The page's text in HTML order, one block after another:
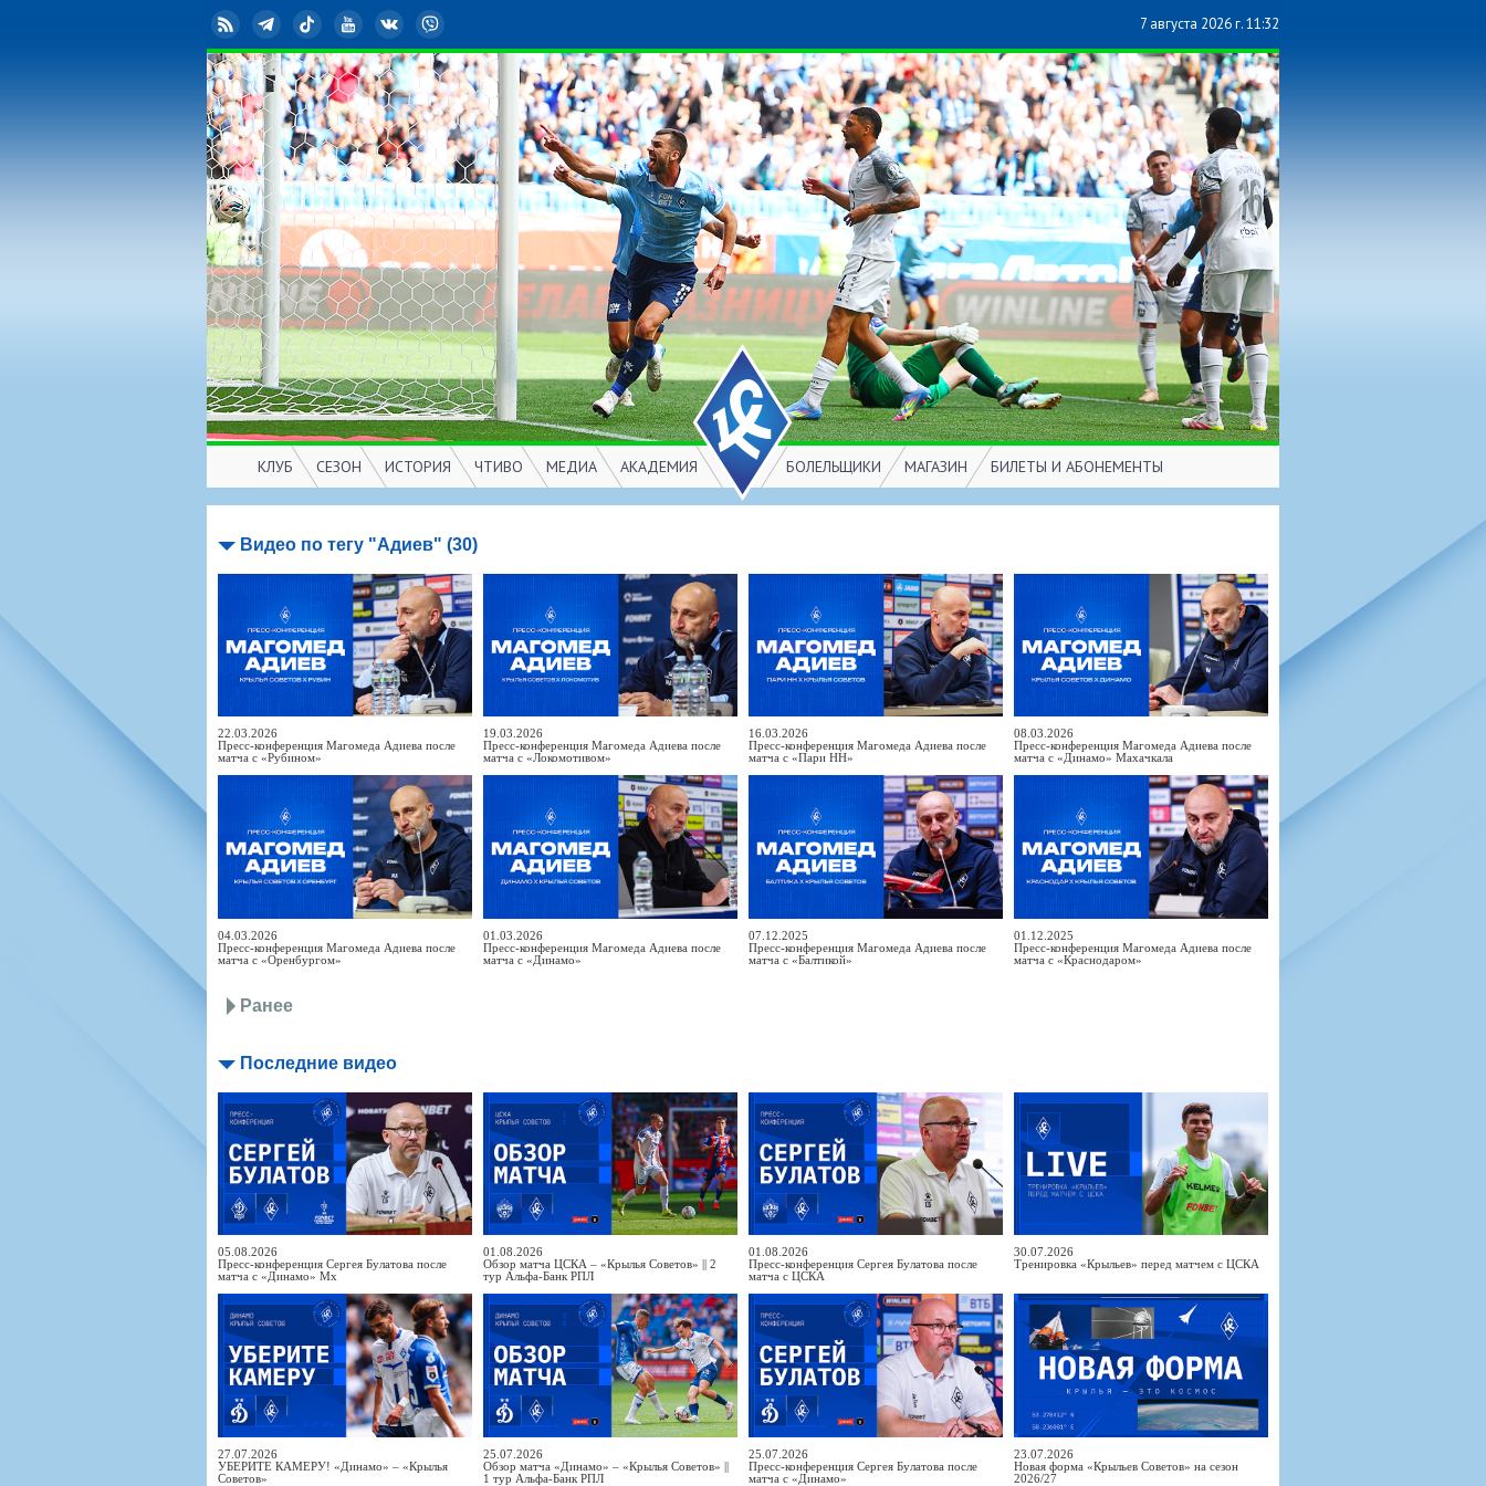
RSS TelegramTikTok YouTubeВКонтакте 7 августа 2026 г. 11:32
КЛУБ
Игроки
Руководство
Фонд поддержки
Контакты
Солидарность Самара Арена
Закупки
Документы
СЕЗОН
РПЛ
Таблица
Шахматка
Статистика состава
Баланс матчей
FONBET Кубок России
Матчи
Молодежная команда
Таблица
Шахматка
Статистика состава
Крылья Советов-2
Календарь
Шахматка
ИСТОРИЯ
Чемпионат СССР
Чемпионат России
Кубок России
Лига Европы УЕФА
Кубок Интертото УЕФА
Молодежное первенство
Кубок Премьер-лиги
Ветераны
Стадион "Металлург"
ЧТИВО
Пресса
МЕДИА
Фото
АКАДЕМИЯ
БОЛЕЛЬЩИКИ
Твои "Крылья"
Добрые "Крылья"
Кодекс
Правила поведения
Подготовка контролеров-распорядителей
Порядок аккредитации объединений болельщиков
МАГАЗИН
On-line магазин
БИЛЕТЫ И АБОНЕМЕНТЫ
Карта болельщика
Skybox
Видео по тегу "Адиев" (30)
22.03.2026
Пресс-конференция Магомеда Адиева после
матча с «Рубином»
19.03.2026
Пресс-конференция Магомеда Адиева после
матча с «Локомотивом»
16.03.2026
Пресс-конференция Магомеда Адиева после
матча с «Пари НН»
08.03.2026
Пресс-конференция Магомеда Адиева после
матча с «Динамо» Махачкала
04.03.2026
Пресс-конференция Магомеда Адиева после
матча с «Оренбургом»
01.03.2026
Пресс-конференция Магомеда Адиева после
матча с «Динамо»
07.12.2025
Пресс-конференция Магомеда Адиева после
матча с «Балтикой»
01.12.2025
Пресс-конференция Магомеда Адиева после
матча с «Краснодаром»
Ранее
Последние видео
05.08.2026
Пресс-конференция Сергея Булатова после
матча с «Динамо» Мх
01.08.2026
Обзор матча ЦСКА – «Крылья Советов» || 2
тур Альфа-Банк РПЛ
01.08.2026
Пресс-конференция Сергея Булатова после
матча с ЦСКА
30.07.2026
Тренировка «Крыльев» перед матчем с ЦСКА
27.07.2026
УБЕРИТЕ КАМЕРУ! «Динамо» – «Крылья
Советов»
25.07.2026
Обзор матча «Динамо» – «Крылья Советов» ||
1 тур Альфа-Банк РПЛ
25.07.2026
Пресс-конференция Сергея Булатова после
матча с «Динамо»
23.07.2026
Новая форма «Крыльев Советов» на сезон
2026/27